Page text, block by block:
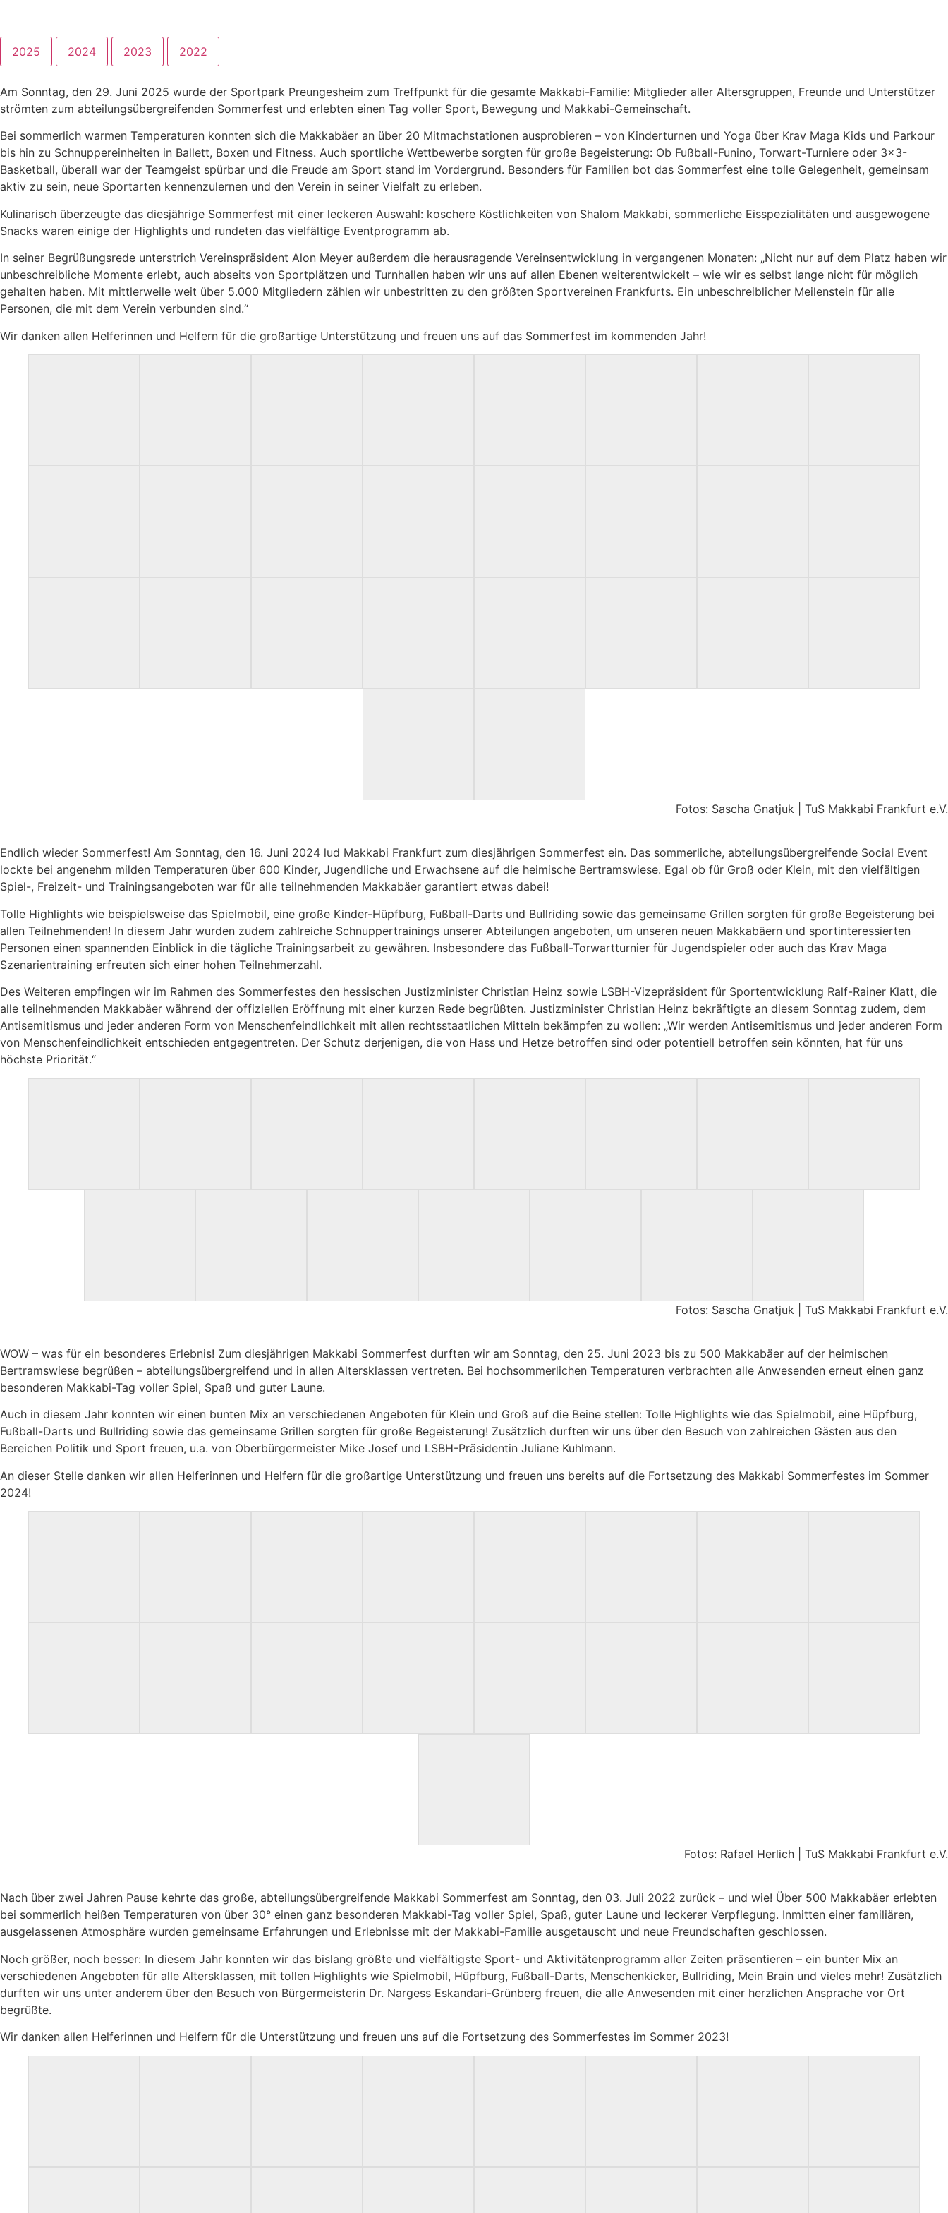
2025 2024 2023 2022
Am Sonntag, den 29. Juni 2025 wurde der Sportpark Preungesheim zum Treffpunkt für die gesamte Makkabi-Familie: Mitglieder aller Altersgruppen, Freunde und Unterstützer
strömten zum abteilungsübergreifenden Sommerfest und erlebten einen Tag voller Sport, Bewegung und Makkabi-Gemeinschaft.
Bei sommerlich warmen Temperaturen konnten sich die Makkabäer an über 20 Mitmachstationen ausprobieren – von Kinderturnen und Yoga über Krav Maga Kids und Parkour
bis hin zu Schnuppereinheiten in Ballett, Boxen und Fitness. Auch sportliche Wettbewerbe sorgten für große Begeisterung: Ob Fußball-Funino, Torwart-Turniere oder 3×3-
Basketball, überall war der Teamgeist spürbar und die Freude am Sport stand im Vordergrund. Besonders für Familien bot das Sommerfest eine tolle Gelegenheit, gemeinsam
aktiv zu sein, neue Sportarten kennenzulernen und den Verein in seiner Vielfalt zu erleben.
Kulinarisch überzeugte das diesjährige Sommerfest mit einer leckeren Auswahl: koschere Köstlichkeiten von Shalom Makkabi, sommerliche Eisspezialitäten und ausgewogene
Snacks waren einige der Highlights und rundeten das vielfältige Eventprogramm ab.
In seiner Begrüßungsrede unterstrich Vereinspräsident Alon Meyer außerdem die herausragende Vereinsentwicklung in vergangenen Monaten: „Nicht nur auf dem Platz haben wir
unbeschreibliche Momente erlebt, auch abseits von Sportplätzen und Turnhallen haben wir uns auf allen Ebenen weiterentwickelt – wie wir es selbst lange nicht für möglich
gehalten haben. Mit mittlerweile weit über 5.000 Mitgliedern zählen wir unbestritten zu den größten Sportvereinen Frankfurts. Ein unbeschreiblicher Meilenstein für alle
Personen, die mit dem Verein verbunden sind.“
Wir danken allen Helferinnen und Helfern für die großartige Unterstützung und freuen uns auf das Sommerfest im kommenden Jahr!
Fotos: Sascha Gnatjuk | TuS Makkabi Frankfurt e.V.
Endlich wieder Sommerfest! Am Sonntag, den 16. Juni 2024 lud Makkabi Frankfurt zum diesjährigen Sommerfest ein. Das sommerliche, abteilungsübergreifende Social Event
lockte bei angenehm milden Temperaturen über 600 Kinder, Jugendliche und Erwachsene auf die heimische Bertramswiese. Egal ob für Groß oder Klein, mit den vielfältigen
Spiel-, Freizeit- und Trainingsangeboten war für alle teilnehmenden Makkabäer garantiert etwas dabei!
Tolle Highlights wie beispielsweise das Spielmobil, eine große Kinder-Hüpfburg, Fußball-Darts und Bullriding sowie das gemeinsame Grillen sorgten für große Begeisterung bei
allen Teilnehmenden! In diesem Jahr wurden zudem zahlreiche Schnuppertrainings unserer Abteilungen angeboten, um unseren neuen Makkabäern und sportinteressierten
Personen einen spannenden Einblick in die tägliche Trainingsarbeit zu gewähren. Insbesondere das Fußball-Torwartturnier für Jugendspieler oder auch das Krav Maga
Szenarientraining erfreuten sich einer hohen Teilnehmerzahl.
Des Weiteren empfingen wir im Rahmen des Sommerfestes den hessischen Justizminister Christian Heinz sowie LSBH-Vizepräsident für Sportentwicklung Ralf-Rainer Klatt, die
alle teilnehmenden Makkabäer während der offiziellen Eröffnung mit einer kurzen Rede begrüßten. Justizminister Christian Heinz bekräftigte an diesem Sonntag zudem, dem
Antisemitismus und jeder anderen Form von Menschenfeindlichkeit mit allen rechtsstaatlichen Mitteln bekämpfen zu wollen: „Wir werden Antisemitismus und jeder anderen Form
von Menschenfeindlichkeit entschieden entgegentreten. Der Schutz derjenigen, die von Hass und Hetze betroffen sind oder potentiell betroffen sein könnten, hat für uns
höchste Priorität.“
Fotos: Sascha Gnatjuk | TuS Makkabi Frankfurt e.V.
WOW – was für ein besonderes Erlebnis! Zum diesjährigen Makkabi Sommerfest durften wir am Sonntag, den 25. Juni 2023 bis zu 500 Makkabäer auf der heimischen
Bertramswiese begrüßen – abteilungsübergreifend und in allen Altersklassen vertreten. Bei hochsommerlichen Temperaturen verbrachten alle Anwesenden erneut einen ganz
besonderen Makkabi-Tag voller Spiel, Spaß und guter Laune.
Auch in diesem Jahr konnten wir einen bunten Mix an verschiedenen Angeboten für Klein und Groß auf die Beine stellen: Tolle Highlights wie das Spielmobil, eine Hüpfburg,
Fußball-Darts und Bullriding sowie das gemeinsame Grillen sorgten für große Begeisterung! Zusätzlich durften wir uns über den Besuch von zahlreichen Gästen aus den
Bereichen Politik und Sport freuen, u.a. von Oberbürgermeister Mike Josef und LSBH-Präsidentin Juliane Kuhlmann.
An dieser Stelle danken wir allen Helferinnen und Helfern für die großartige Unterstützung und freuen uns bereits auf die Fortsetzung des Makkabi Sommerfestes im Sommer
2024!
Fotos: Rafael Herlich | TuS Makkabi Frankfurt e.V.
Nach über zwei Jahren Pause kehrte das große, abteilungsübergreifende Makkabi Sommerfest am Sonntag, den 03. Juli 2022 zurück – und wie! Über 500 Makkabäer erlebten
bei sommerlich heißen Temperaturen von über 30° einen ganz besonderen Makkabi-Tag voller Spiel, Spaß, guter Laune und leckerer Verpflegung. Inmitten einer familiären,
ausgelassenen Atmosphäre wurden gemeinsame Erfahrungen und Erlebnisse mit der Makkabi-Familie ausgetauscht und neue Freundschaften geschlossen.
Noch größer, noch besser: In diesem Jahr konnten wir das bislang größte und vielfältigste Sport- und Aktivitätenprogramm aller Zeiten präsentieren – ein bunter Mix an
verschiedenen Angeboten für alle Altersklassen, mit tollen Highlights wie Spielmobil, Hüpfburg, Fußball-Darts, Menschenkicker, Bullriding, Mein Brain und vieles mehr! Zusätzlich
durften wir uns unter anderem über den Besuch von Bürgermeisterin Dr. Nargess Eskandari-Grünberg freuen, die alle Anwesenden mit einer herzlichen Ansprache vor Ort
begrüßte.
Wir danken allen Helferinnen und Helfern für die Unterstützung und freuen uns auf die Fortsetzung des Sommerfestes im Sommer 2023!